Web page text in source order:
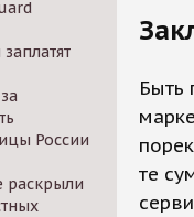
России
раскрыли
Быть
те